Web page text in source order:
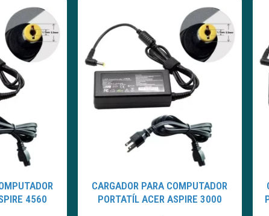
4560
CARGADOR PARA COMPUTADOR
PORTATÍL ACER ASPIRE 3000